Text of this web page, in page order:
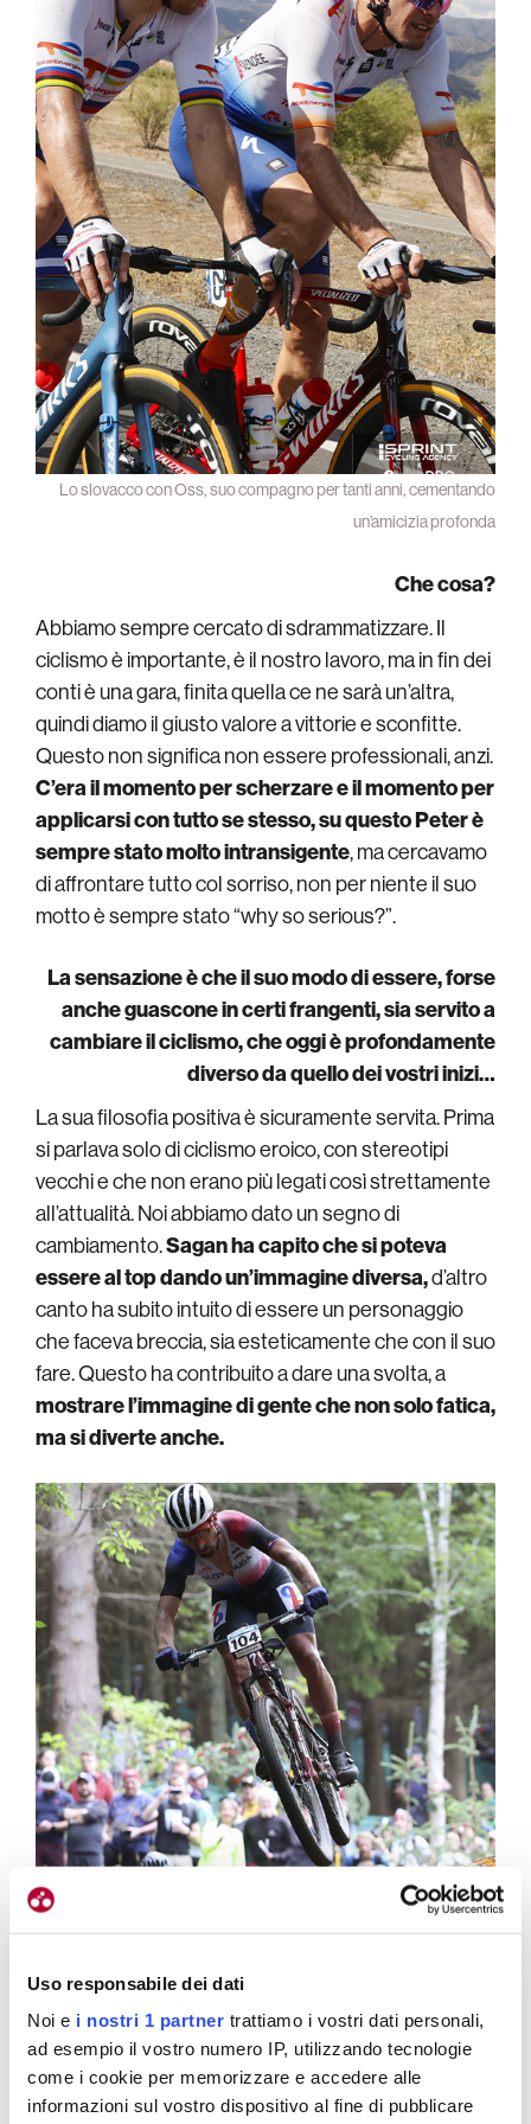
Uso responsabile dei dati
Noi e i nostri 1 partner trattiamo i vostri dati personali,
ad esempio il vostro numero IP, utilizzando tecnologie
come i cookie per memorizzare e accedere alle
informazioni sul vostro dispositivo al fine di pubblicare
Lo slovacco con Oss, suo compagno per tanti anni, cementando
un’amicizia profonda
Che cosa?
Abbiamo sempre cercato di sdrammatizzare. Il
ciclismo è importante, è il nostro lavoro, ma in fin dei
conti è una gara, finita quella ce ne sarà un’altra,
quindi diamo il giusto valore a vittorie e sconfitte.
Questo non significa non essere professionali, anzi.
C’era il momento per scherzare e il momento per
applicarsi con tutto se stesso, su questo Peter è
sempre stato molto intransigente, ma cercavamo
di affrontare tutto col sorriso, non per niente il suo
motto è sempre stato “why so serious?”.
La sensazione è che il suo modo di essere, forse
anche guascone in certi frangenti, sia servito a
cambiare il ciclismo, che oggi è profondamente
diverso da quello dei vostri inizi…
La sua filosofia positiva è sicuramente servita. Prima
si parlava solo di ciclismo eroico, con stereotipi
vecchi e che non erano più legati così strettamente
all’attualità. Noi abbiamo dato un segno di
cambiamento.Sagan ha capito che si poteva
essere al top dando un’immagine diversa,d’altro
canto ha subito intuito di essere un personaggio
che faceva breccia, sia esteticamente che con il suo
fare. Questo ha contribuito a dare una svolta, a
mostrare l’immagine di gente che non solo fatica,
ma si diverte anche.
Sagan è stato iridato junior di mtb, disciplina nella quale meglio